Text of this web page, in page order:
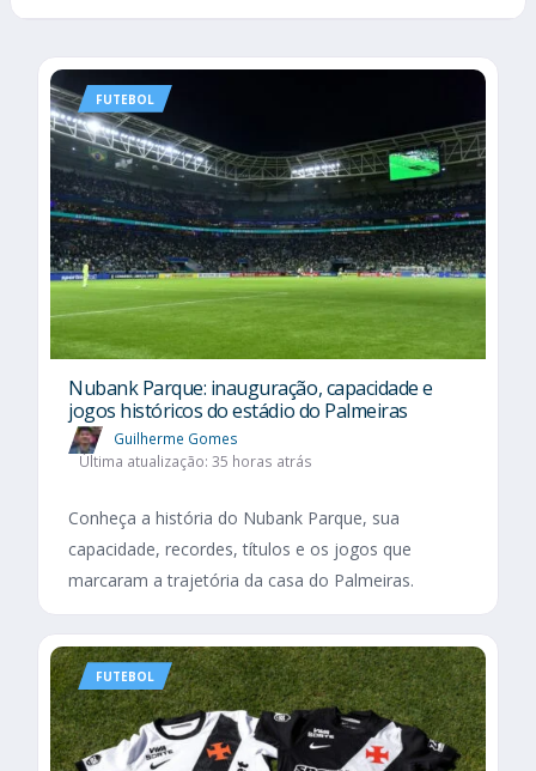
FUTEBOL
Nubank Parque: inauguração, capacidade e
jogos históricos do estádio do Palmeiras
Guilherme Gomes
Última atualização: 35 horas atrás
Conheça a história do Nubank Parque, sua
capacidade, recordes, títulos e os jogos que
marcaram a trajetória da casa do Palmeiras.
FUTEBOL